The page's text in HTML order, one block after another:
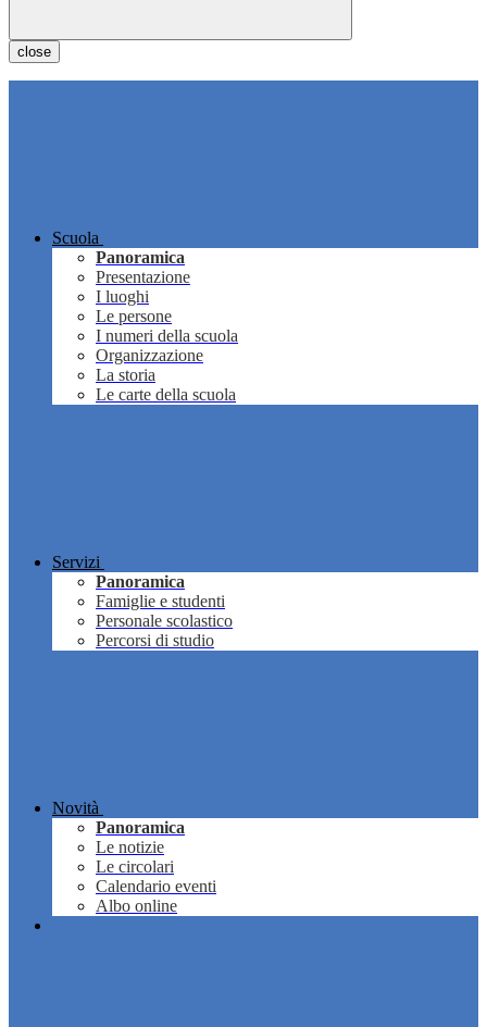
close
Scuola
Panoramica
Presentazione
I luoghi
Le persone
I numeri della scuola
Organizzazione
La storia
Le carte della scuola
Servizi
Panoramica
Famiglie e studenti
Personale scolastico
Percorsi di studio
Novità
Panoramica
Le notizie
Le circolari
Calendario eventi
Albo online